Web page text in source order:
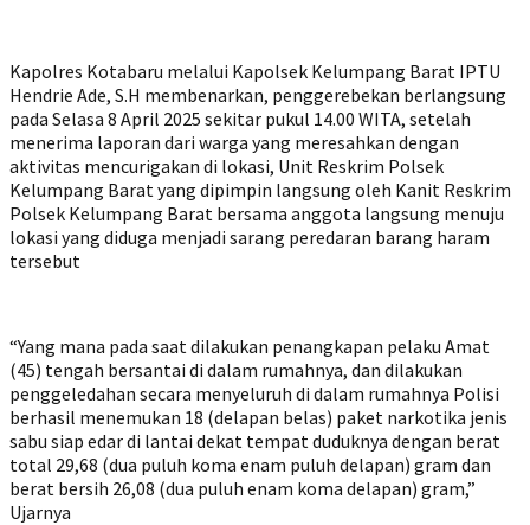
Kapolres Kotabaru melalui Kapolsek Kelumpang Barat IPTU
Hendrie Ade, S.H membenarkan, penggerebekan berlangsung
pada Selasa 8 April 2025 sekitar pukul 14.00 WITA, setelah
menerima laporan dari warga yang meresahkan dengan
aktivitas mencurigakan di lokasi, Unit Reskrim Polsek
Kelumpang Barat yang dipimpin langsung oleh Kanit Reskrim
Polsek Kelumpang Barat bersama anggota langsung menuju
lokasi yang diduga menjadi sarang peredaran barang haram
tersebut
“Yang mana pada saat dilakukan penangkapan pelaku Amat
(45) tengah bersantai di dalam rumahnya, dan dilakukan
penggeledahan secara menyeluruh di dalam rumahnya Polisi
berhasil menemukan 18 (delapan belas) paket narkotika jenis
sabu siap edar di lantai dekat tempat duduknya dengan berat
total 29,68 (dua puluh koma enam puluh delapan) gram dan
berat bersih 26,08 (dua puluh enam koma delapan) gram,”
Ujarnya